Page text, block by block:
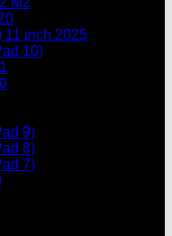
11 inch 2025
10)
9)
8)
7)